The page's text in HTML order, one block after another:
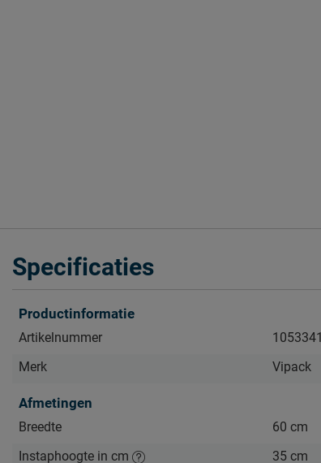
Specificaties
Productinformatie
Artikelnummer
1053341
Merk
Vipack
Afmetingen
Breedte
60 cm
Instaphoogte in cm
35 cm